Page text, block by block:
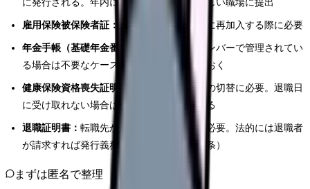
に発行される。年内に再就職する場合は新しい職場に提出
雇用保険被保険者証： 次の職場で雇用保険に再加入する際に必要
年金手帳（基礎年金番号通知書）：
マイナンバーで管理されてい
る場合は不要なケースもあるが、確認しておく
健康保険資格喪失証明書：
国民健康保険への切替に必要。退職日
に受け取れない場合は、後日発行を依頼する
退職証明書： 転職先から求められた場合に必要。法的には退職者
が請求すれば発行義務がある（労基法第22条）
まずは匿名で整理